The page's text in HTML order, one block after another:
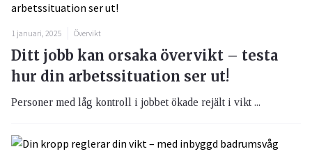
1 januari, 2025 Övervikt
Ditt jobb kan orsaka övervikt – testa
hur din arbetssituation ser ut!
Personer med låg kontroll i jobbet ökade rejält i vikt ...